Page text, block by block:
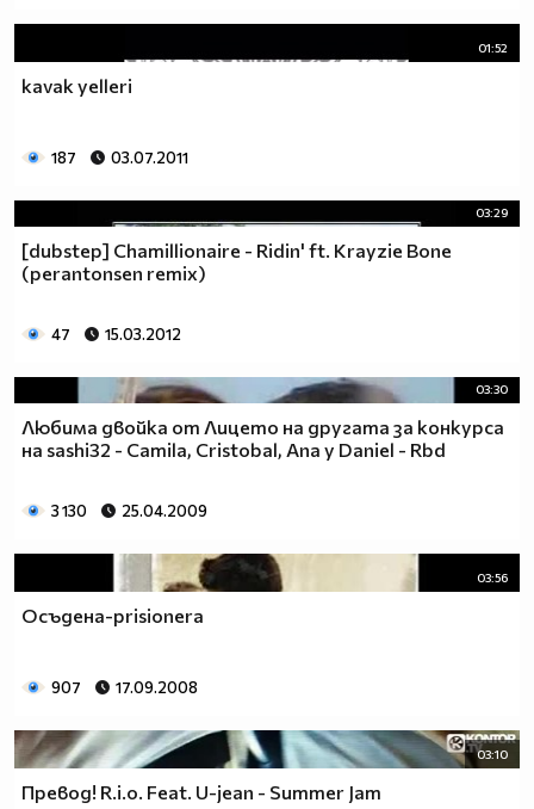
01:52
kavak yelleri
187 03.07.2011
03:29
[dubstep] Chamillionaire - Ridin' ft. Krayzie Bone
(perantonsen remix)
47 15.03.2012
03:30
Любима двойка от Лицето на другата за конкурса
на sashi32 - Camila, Cristobal, Ana y Daniel - Rbd
3 130 25.04.2009
03:56
Осъдена-prisionera
907 17.09.2008
03:10
Превод! R.i.o. Feat. U-jean - Summer Jam